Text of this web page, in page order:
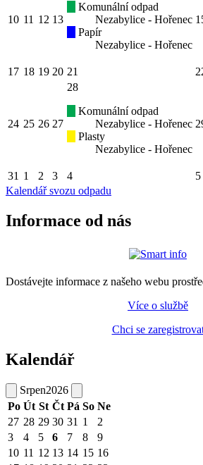
10 11 12 13
Komunální odpad
Nezabylice - Hořenec
Papír
Nezabylice - Hořenec
17 18 19 20 21
24 25 26 27
28
Komunální odpad
Nezabylice - Hořenec
Plasty
Nezabylice - Hořenec
31 1 2 3 4 5
Kalendář svozu odpadu
Informace od nás
Dostávejte informace z našeho webu
Více o službě
Chci se
Kalendář
Srpen2026
Po Út St Čt Pá So Ne
27 28 29 30 31 1
2
3
4 5 6 7 8
9
10 11 12 13 14 15 16